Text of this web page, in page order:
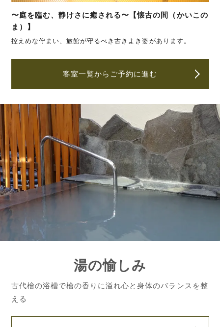
〜庭を臨む、静けさに癒される〜【懐古の間（かいこの
ま）】
控えめな佇まい、旅館が守るべき古きよき姿があります。
客室一覧からご予約に進む
湯の愉しみ
古代檜の浴槽で檜の香りに溢れ心と身体のバランスを整
える